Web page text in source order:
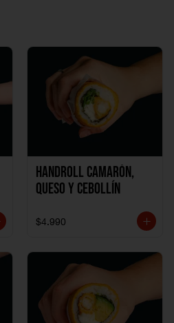
Handroll Camarón,
Queso y Cebollín
$4.990